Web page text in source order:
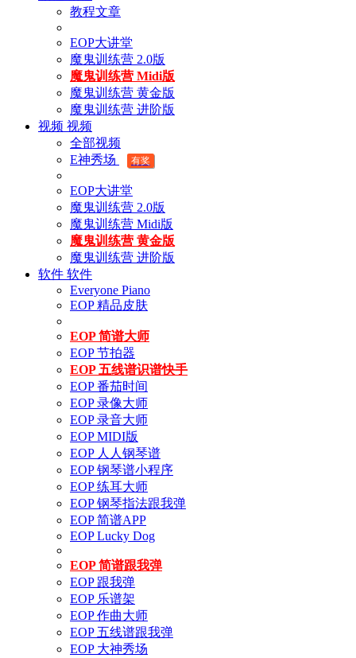
教程文章
EOP大讲堂
魔鬼训练营 2.0版
魔鬼训练营 Midi版
魔鬼训练营 黄金版
魔鬼训练营 进阶版
视频 视频
全部视频
E神秀场
有奖
EOP大讲堂
魔鬼训练营 2.0版
魔鬼训练营 Midi版
魔鬼训练营 黄金版
魔鬼训练营 进阶版
软件 软件
Everyone Piano
EOP 精品皮肤
EOP 简谱大师
EOP 节拍器
EOP 五线谱识谱快手
EOP 番茄时间
EOP 录像大师
EOP 录音大师
EOP MIDI版
EOP 人人钢琴谱
EOP 钢琴谱小程序
EOP 练耳大师
EOP 钢琴指法跟我弹
EOP 简谱APP
EOP Lucky Dog
EOP 简谱跟我弹
EOP 跟我弹
EOP 乐谱架
EOP 作曲大师
EOP 五线谱跟我弹
EOP 大神秀场